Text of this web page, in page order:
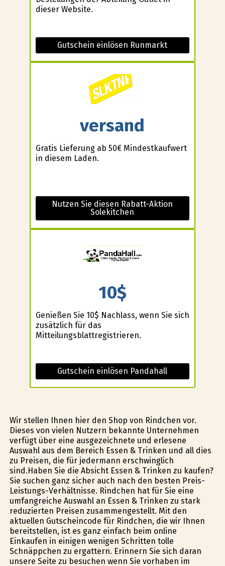
dieser Website.
Gutschein einlösen Runmarkt
versand
Gratis Lieferung ab 50€ Mindestkaufwert
in diesem Laden.
Nutzen Sie diesen Rabatt-Aktion
Solekitchen
10$
Genießen Sie 10$ Nachlass, wenn Sie sich
zusätzlich für das
Mitteilungsblattregistrieren.
Gutschein einlösen Pandahall
Wir stellen Ihnen hier den Shop von Rindchen vor.
Dieses von vielen Nutzern bekannte Unternehmen
verfügt über eine ausgezeichnete und erlesene
Auswahl aus dem Bereich Essen & Trinken und all dies
zu Preisen, die für jedermann erschwinglich
sind.Haben Sie die Absicht Essen & Trinken zu kaufen?
Sie suchen ganz sicher auch nach den besten Preis-
Leistungs-Verhältnisse. Rindchen hat für Sie eine
umfangreiche Auswahl an Essen & Trinken zu stark
reduzierten Preisen zusammengestellt. Mit den
aktuellen Gutscheincode für Rindchen, die wir Ihnen
bereitstellen, ist es ganz einfach beim online
Einkaufen in einigen wenigen Schritten tolle
Schnäppchen zu ergattern. Erinnern Sie sich daran
unsere Seite zu besuchen wenn Sie vorhaben im